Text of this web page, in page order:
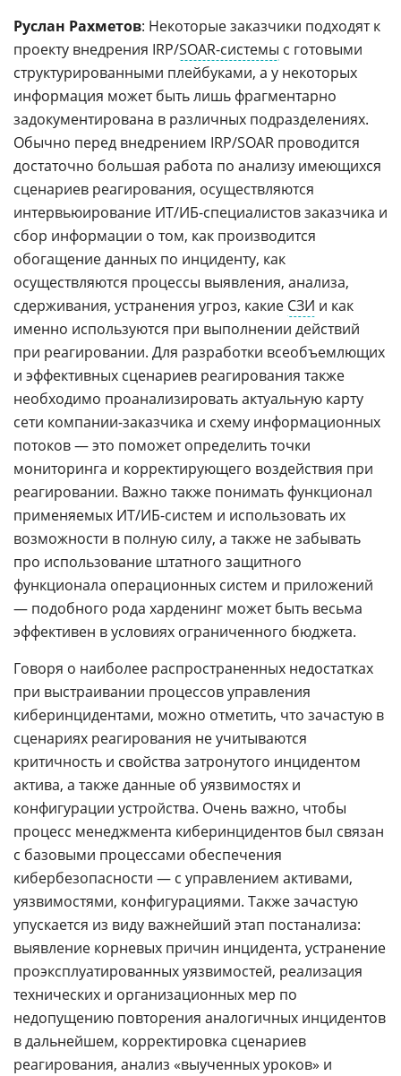
Руслан Рахметов: Некоторые заказчики подходят к
проекту внедрения IRP/SOAR-системы с готовыми
структурированными плейбуками, а у некоторых
информация может быть лишь фрагментарно
задокументирована в различных подразделениях.
Обычно перед внедрением IRP/SOAR проводится
достаточно большая работа по анализу имеющихся
сценариев реагирования, осуществляются
интервьюирование ИТ/ИБ-специалистов заказчика и
сбор информации о том, как производится
обогащение данных по инциденту, как
осуществляются процессы выявления, анализа,
сдерживания, устранения угроз, какие СЗИ и как
именно используются при выполнении действий
при реагировании. Для разработки всеобъемлющих
и эффективных сценариев реагирования также
необходимо проанализировать актуальную карту
сети компании-заказчика и схему информационных
потоков — это поможет определить точки
мониторинга и корректирующего воздействия при
реагировании. Важно также понимать функционал
применяемых ИТ/ИБ-систем и использовать их
возможности в полную силу, а также не забывать
про использование штатного защитного
функционала операционных систем и приложений
— подобного рода харденинг может быть весьма
эффективен в условиях ограниченного бюджета.
Говоря о наиболее распространенных недостатках
при выстраивании процессов управления
киберинцидентами, можно отметить, что зачастую в
сценариях реагирования не учитываются
критичность и свойства затронутого инцидентом
актива, а также данные об уязвимостях и
конфигурации устройства. Очень важно, чтобы
процесс менеджмента киберинцидентов был связан
с базовыми процессами обеспечения
кибербезопасности — с управлением активами,
уязвимостями, конфигурациями. Также зачастую
упускается из виду важнейший этап постанализа:
выявление корневых причин инцидента, устранение
проэксплуатированных уязвимостей, реализация
технических и организационных мер по
недопущению повторения аналогичных инцидентов
в дальнейшем, корректировка сценариев
реагирования, анализ «выученных уроков» и